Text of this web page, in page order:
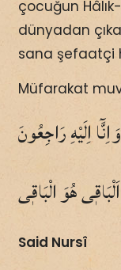
çocuğun
dünyadan
sana şefaatçi
Müfarakat
اِلَيْهِ رَاجِعُونَ
اَلْبَاقٖى هُوَ الْبَاقٖى
Said Nursî